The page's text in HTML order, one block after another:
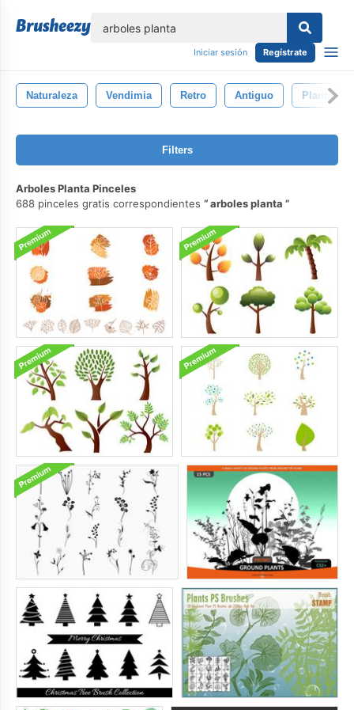
Iniciar sesión Regístrate
Naturaleza Vendimia Retro Antiguo Planta
Filters
Arboles Planta Pinceles
688 pinceles gratis correspondientes
arboles planta